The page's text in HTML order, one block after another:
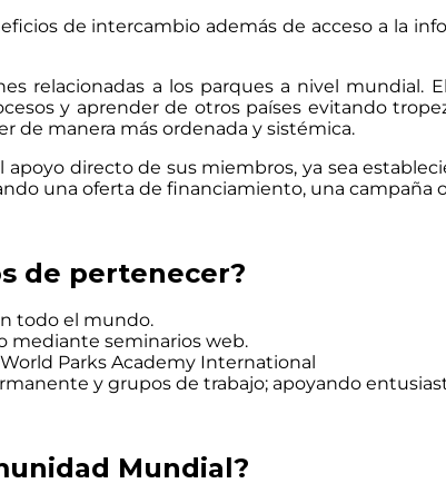
de intercambio además de acceso a la
relacionadas a los parques a nivel
y aprender de otros países evitando
de manera más ordenada y sistémica.
directo de sus miembros, ya sea
una oferta de financiamiento, una campaña
de pertenecer?
todo el mundo.
mediante seminarios web.
Parks Academy International
y grupos de trabajo; apoyando
Mundial?